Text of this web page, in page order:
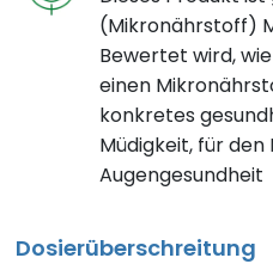
(Mikronährstoff)
Bewertet wird,
einen
konkretes
Müdigkeit, für
Augengesundheit
Dosierüberschreitung